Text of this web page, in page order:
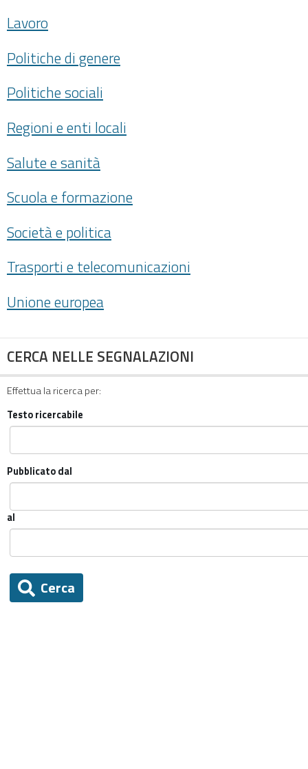
Lavoro
Politiche di genere
Politiche sociali
Regioni e enti locali
Salute e sanità
Scuola e formazione
Società e politica
Trasporti e telecomunicazioni
Unione europea
CERCA NELLE SEGNALAZIONI
Effettua la ricerca per:
Testo ricercabile
Pubblicato dal
al